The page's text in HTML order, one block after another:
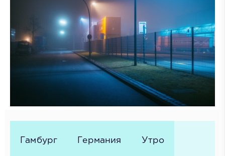
Гамбург Германия Утро